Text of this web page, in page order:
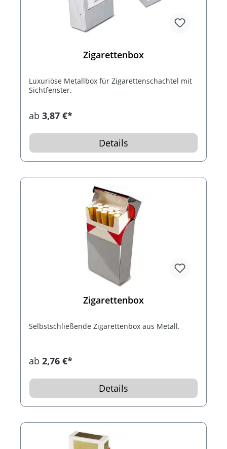
Zigarettenbox
Luxuriöse Metallbox für Zigarettenschachtel mit
Sichtfenster.
ab 3,87 €*
Details
Zigarettenbox
Selbstschließende Zigarettenbox aus Metall.
ab 2,76 €*
Details